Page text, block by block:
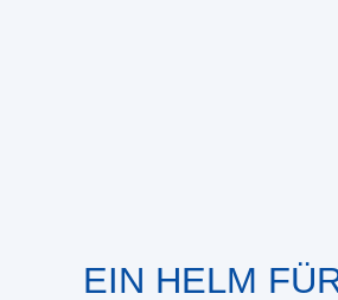
EIN HELM